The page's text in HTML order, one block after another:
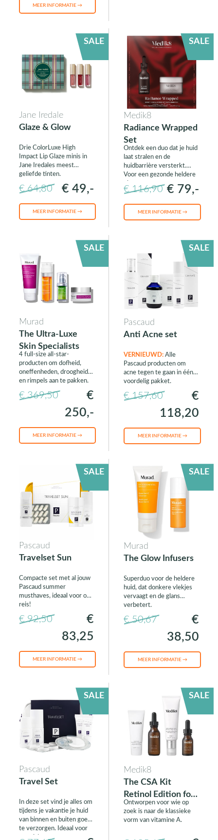
MEER INFORMATIE →
SALE
Jane Iredale
Glaze & Glow
Drie ColorLuxe High
Impact Lip Glaze minis in
Jane Iredales meest
geliefde tinten.
€ 64,80 € 49,-
MEER INFORMATIE →
SALE
Medik8
Radiance Wrapped
Set
Ontdek een duo dat je huid
laat stralen en de
huidbarrière versterkt.
Voor een gezonde heldere
€ 116,90 € 79,-
MEER INFORMATIE →
SALE
Murad
The Ultra-Luxe
Skin Specialists
4 full-size all-star-
producten om dofheid,
oneffenheden, droogheid
en rimpels aan te pakken.
€ 369,50
€
250,-
MEER INFORMATIE →
SALE
Pascaud
Anti Acne set
VERNIEUWD:Alle
Pascaud producten om
acne tegen te gaan in één
voordelig pakket.
€ 157,60
€
118,20
MEER INFORMATIE →
SALE
Pascaud
Travelset Sun
Compacte set met al jouw
Pascaud summer
musthaves, ideaal voor op
reis!
€ 92,50
€
83,25
MEER INFORMATIE →
SALE
Murad
The Glow Infusers
Superduo voor de heldere
huid, dat donkere vlekjes
vervaagt en de glans
verbetert.
€ 50,67
€
38,50
MEER INFORMATIE →
SALE
Pascaud
Travel Set
In deze set vind je alles om
tijdens je vakantie je huid
van binnen en buiten goed
te verzorgen. Ideaal voor
SALE
Medik8
The CSA Kit
Retinol Edition for
Men
Ontworpen voor wie op
zoek is naar de klassieke
vorm van vitamine A.